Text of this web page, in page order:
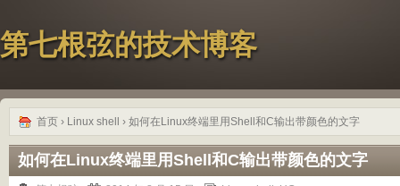
第七根弦的技术博客
首页 › Linux shell › 如何在Linux终端里用Shell和C输出带颜色的文字
如何在Linux终端里用Shell和C输出带颜色的文字